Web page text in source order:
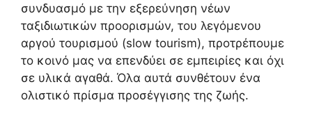
συνδυασμό με την εξερεύνηση νέων
ταξιδιωτικών προορισμών, του λεγόμενου
αργού τουρισμού (slow tourism), προτρέπουμε
το κοινό μας να επενδύει σε εμπειρίες και όχι
σε υλικά αγαθά. Όλα αυτά συνθέτουν ένα
ολιστικό πρίσμα προσέγγισης της ζωής.